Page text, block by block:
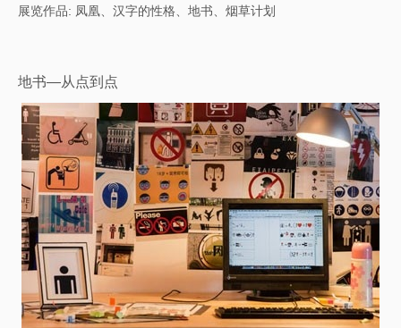
展览作品: 凤凰、汉字的性格、地书、烟草计划
地书—从点到点